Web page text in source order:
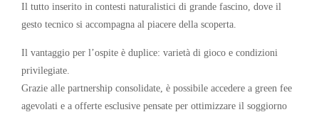
Il tutto inserito in contesti naturalistici di grande fascino, dove il
gesto tecnico si accompagna al piacere della scoperta.
Il vantaggio per l’ospite è duplice: varietà di gioco e condizioni
privilegiate.
Grazie alle partnership consolidate, è possibile accedere a green fee
agevolati e a offerte esclusive pensate per ottimizzare il soggiorno